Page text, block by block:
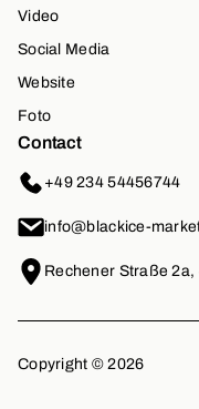
Video
Social Media
Website
Foto
Contact
+49 234 54456744
info@blackice-
Rechener Straße
Copyright ©2026